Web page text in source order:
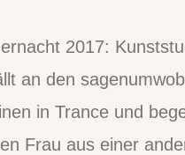
2017:
an den
in Trance und
Frau aus einer